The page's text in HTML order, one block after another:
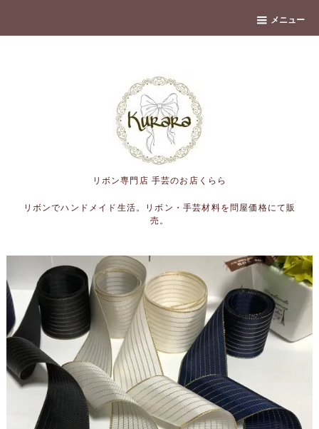
メニュー
リボン専門店 手芸のお店くらら
リボンでハンドメイド生活。リボン・手芸材料を問屋価格にて販
売。